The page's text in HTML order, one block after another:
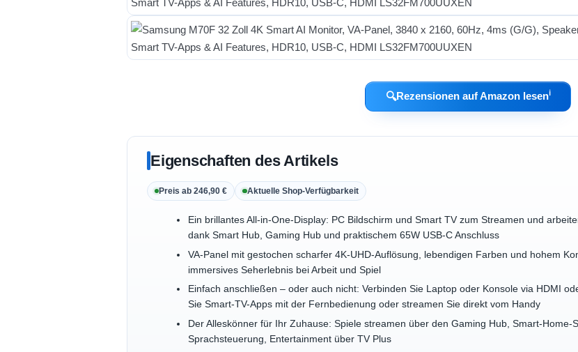
🔍Rezensionen auf Amazon lesenℹ︎
Eigenschaften des Artikels
Preis ab 246,90 € Aktuelle Shop-Verfügbarkeit
Ein brillantes All-in-One-Display: PC Bildschirm und Smart TV zum Streamen und
dank Smart Hub, Gaming Hub und praktischem 65W USB-C Anschluss
VA-Panel mit gestochen scharfer 4K-UHD-Auflösung, lebendigen Farben und hohem
immersives Seherlebnis bei Arbeit und Spiel
Einfach anschließen – oder auch nicht: Verbinden Sie Laptop oder Konsole via HDMI
Sie Smart-TV-Apps mit der Fernbedienung oder streamen Sie direkt vom Handy
Der Alleskönner für Ihr Zuhause: Spiele streamen über den Gaming Hub, Smart-Home-
Sprachsteuerung, Entertainment über TV Plus